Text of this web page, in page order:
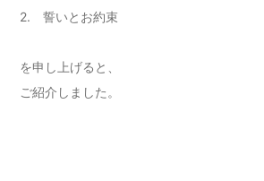
2. 誓いとお約束
を申し上げると、
ご紹介しました。